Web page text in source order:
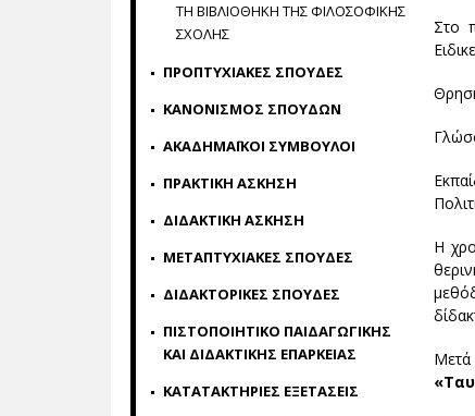
Στο
Η
́ ΤΗ ΒΙΒΛΙΟΘΉΚΗ ΤΗΣ ΦΙΛΟΣΟΦΙΚ
ΉΣ ΣΧΟΛΉΣ
ΠΡΟΠΤΥΧΙΑΚΕΣ ΣΠΟΥΔΕΣ
ΚΑΝΟΝΙΣΜΟΣ ΣΠΟΥΔΩΝ
ΑΚΑΔΗΜΑΪΚΟΙ ΣΥΜΒΟΥΛΟΙ
ΠΡΑΚΤΙΚΗ ΑΣΚΗΣΗ
ΔΙΔΑΚΤΙΚΗ ΑΣΚΗΣΗ
ΜΕΤΑΠΤΥΧΙΑΚΕΣ ΣΠΟΥΔΕΣ
ΔΙΔΑΚΤΟΡΙΚΕΣ ΣΠΟΥΔΕΣ
ΠΙΣΤΟΠΟΙΗΤΙΚΟ ΠΑΙΔΑΓΩΓΙΚΗΣ
ΚΑΙ ΔΙΔΑΚΤΙΚΗΣ ΕΠΑΡΚΕΙΑΣ
ΚΑΤΑΤΑΚΤΗΡΙΕΣ ΕΞΕΤΑΣΕΙΣ